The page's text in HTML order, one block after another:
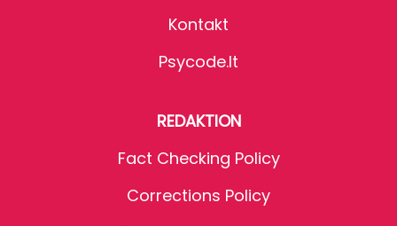
Kontakt
Psycode.it
REDAKTION
Fact Checking Policy
Corrections Policy